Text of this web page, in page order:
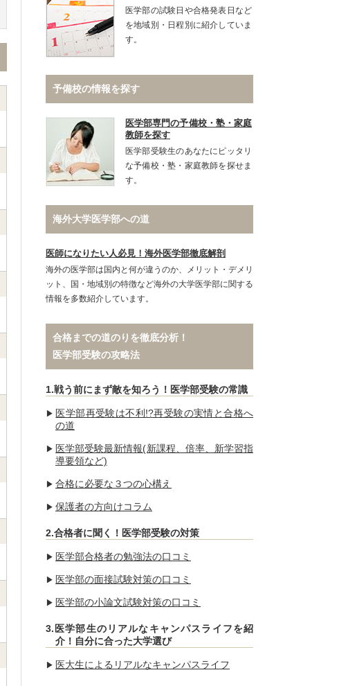
医学部の試験日や合格発表日など
を地域別・日程別に紹介していま
す。
予備校の情報を探す
医学部専門の予備校・塾・家庭
教師を探す
医学部受験生のあなたにピッタリ
な予備校・塾・家庭教師を探せま
す。
海外大学医学部への道
医師になりたい人必見！海外医学部徹底解剖
海外の医学部は国内と何が違うのか、メリット・デメリ
ット、国・地域別の特徴など海外の大学医学部に関する
情報を多数紹介しています。
合格までの道のりを徹底分析！
医学部受験の攻略法
1.戦う前にまず敵を知ろう！医学部受験の常識
医学部再受験は不利!?再受験の実情と合格へ
の道
医学部受験最新情報(新課程、倍率、新学習指
導要領など)
合格に必要な３つの心構え
保護者の方向けコラム
2.合格者に聞く！医学部受験の対策
医学部合格者の勉強法の口コミ
医学部の面接試験対策の口コミ
医学部の小論文試験対策の口コミ
3.医学部生のリアルなキャンパスライフを紹
介！自分に合った大学選び
医大生によるリアルなキャンパスライフ